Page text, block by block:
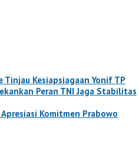
Tinjau Kesiapsiagaan Yonif TP
Peran TNI Jaga Stabilitas
Komitmen Prabowo